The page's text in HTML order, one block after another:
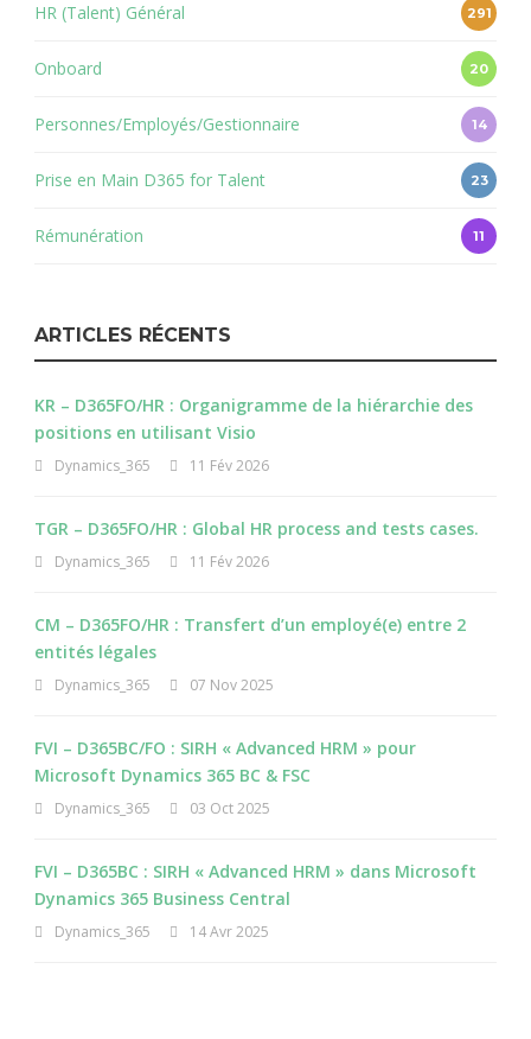
HR (Talent) Général 291
Onboard 20
Personnes/Employés/Gestionnaire 14
Prise en Main D365 for Talent 23
Rémunération 11
ARTICLES RÉCENTS
KR – D365FO/HR : Organigramme de la hiérarchie des
positions en utilisant Visio
Dynamics_365 11 Fév 2026
TGR – D365FO/HR : Global HR process and tests cases.
Dynamics_365 11 Fév 2026
CM – D365FO/HR : Transfert d’un employé(e) entre 2
entités légales
Dynamics_365 07 Nov 2025
FVI – D365BC/FO : SIRH « Advanced HRM » pour
Microsoft Dynamics 365 BC & FSC
Dynamics_365 03 Oct 2025
FVI – D365BC : SIRH « Advanced HRM » dans Microsoft
Dynamics 365 Business Central
Dynamics_365 14 Avr 2025